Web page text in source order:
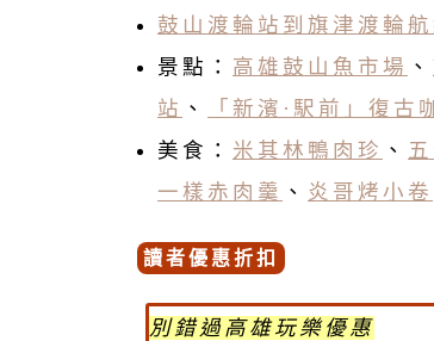
鼓山渡輪站到旗津渡輪
景點： 高雄鼓山魚市場 、
站 、 「新濱·駅前」復古
美食： 米其林鴨肉珍 、
一樣赤肉羹 、 炎哥烤小卷
讀者優惠折扣
別錯過高雄玩樂優惠